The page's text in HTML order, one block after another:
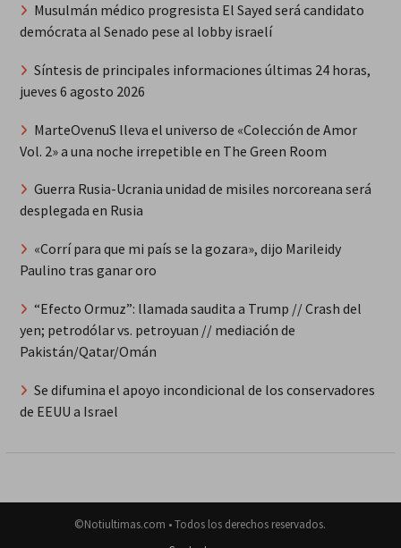
Musulmán médico progresista El Sayed será candidato
demócrata al Senado pese al lobby israelí
Síntesis de principales informaciones últimas 24 horas,
jueves 6 agosto 2026
MarteOvenuS lleva el universo de «Colección de Amor
Vol. 2» a una noche irrepetible en The Green Room
Guerra Rusia-Ucrania unidad de misiles norcoreana será
desplegada en Rusia
«Corrí para que mi país se la gozara», dijo Marileidy
Paulino tras ganar oro
“Efecto Ormuz”: llamada saudita a Trump // Crash del
yen; petrodólar vs. petroyuan // mediación de
Pakistán/Qatar/Omán
Se difumina el apoyo incondicional de los conservadores
de EEUU a Israel
©Notiultimas.com • Todos los derechos reservados.